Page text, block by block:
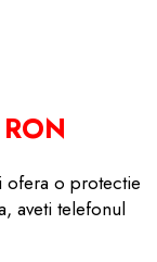
ofera o protectie
aveti telefonul